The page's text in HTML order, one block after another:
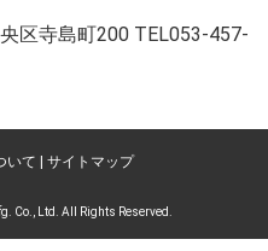
区寺島町200 TEL053-457-
いて サイトマップ
Co., Ltd. All Rights Reserved.